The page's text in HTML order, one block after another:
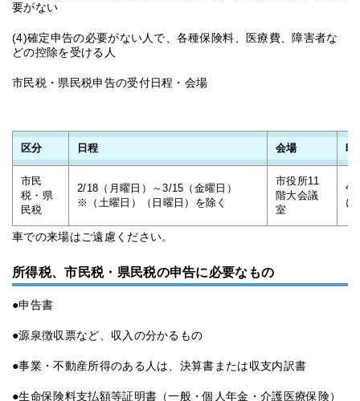
要がない
(4)確定申告の必要がない人で、各種保険料、医療費、障害者な
どの控除を受ける人
市民税・県民税申告の受付日程・会場
区分 日程 会場 時
市民
税・県
民税
2/18（月曜日）～3/15（金曜日）
※（土曜日）（日曜日）を除く
市役所11
階大会議
室
午
に
車での来場はご遠慮ください。
所得税、市民税・県民税の申告に必要なもの
●申告書
●源泉徴収票など、収入の分かるもの
●事業・不動産所得のある人は、決算書または収支内訳書
●生命保険料支払額等証明書（一般・個人年金・介護医療保険）